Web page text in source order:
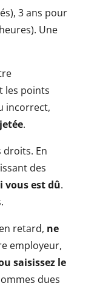
3 ans pour
Une
les points
incorrect,
.
droits. En
des
vous est dû.
retard, ne
employeur,
saisissez le
dues